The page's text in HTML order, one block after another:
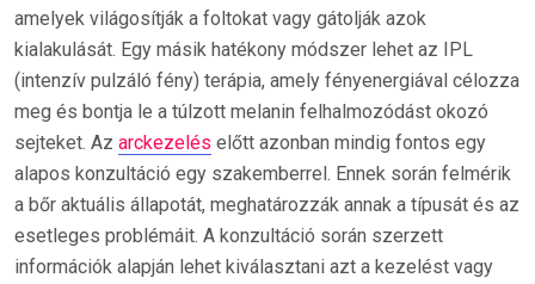
amelyek világosítják a foltokat vagy gátolják azok
kialakulását. Egy másik hatékony módszer lehet az IPL
(intenzív pulzáló fény) terápia, amely fényenergiával célozza
meg és bontja le a túlzott melanin felhalmozódást okozó
sejteket. Az arckezelés előtt azonban mindig fontos egy
alapos konzultáció egy szakemberrel. Ennek során felmérik
a bőr aktuális állapotát, meghatározzák annak a típusát és az
esetleges problémáit. A konzultáció során szerzett
információk alapján lehet kiválasztani azt a kezelést vagy